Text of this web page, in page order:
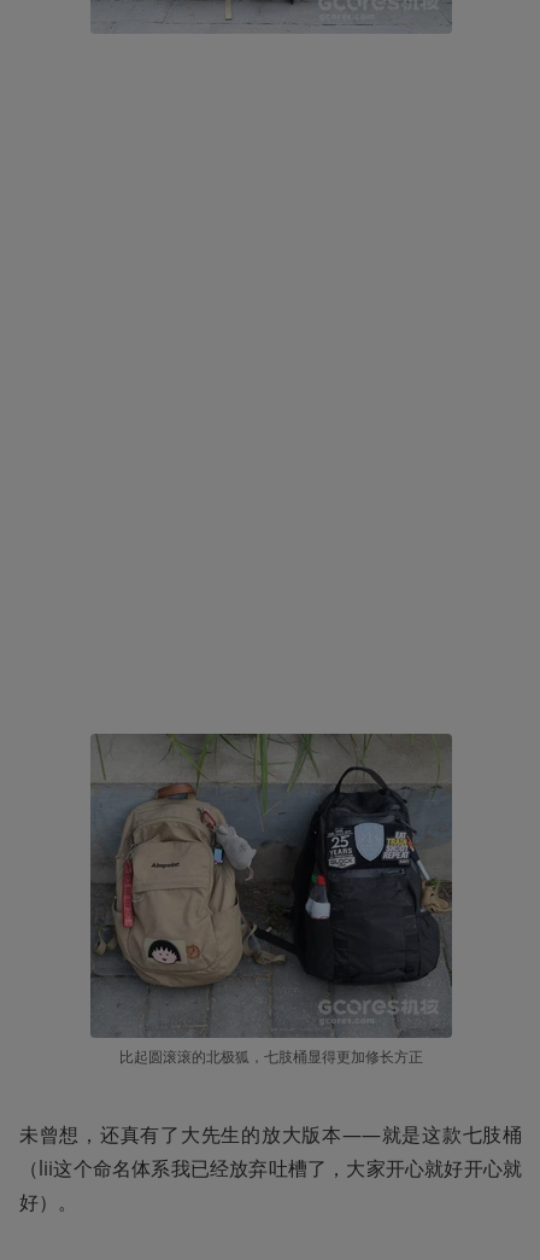
比起圆滚滚的北极狐，七肢桶显得更加修长方正
未曾想，还真有了大先生的放大版本——就是这款七肢桶
（lii这个命名体系我已经放弃吐槽了，大家开心就好开心就
好）。